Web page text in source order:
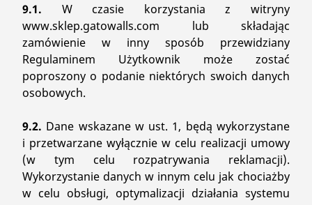
9.1. W czasie korzystania z witryny
www.sklep.gatowalls.com lub składając
zamówienie w inny sposób przewidziany
Regulaminem Użytkownik może zostać
poproszony o podanie niektórych swoich danych
osobowych.
9.2. Dane wskazane w ust. 1, będą wykorzystane
i przetwarzane wyłącznie w celu realizacji umowy
(w tym celu rozpatrywania reklamacji).
Wykorzystanie danych w innym celu jak chociażby
w celu obsługi, optymalizacji działania systemu